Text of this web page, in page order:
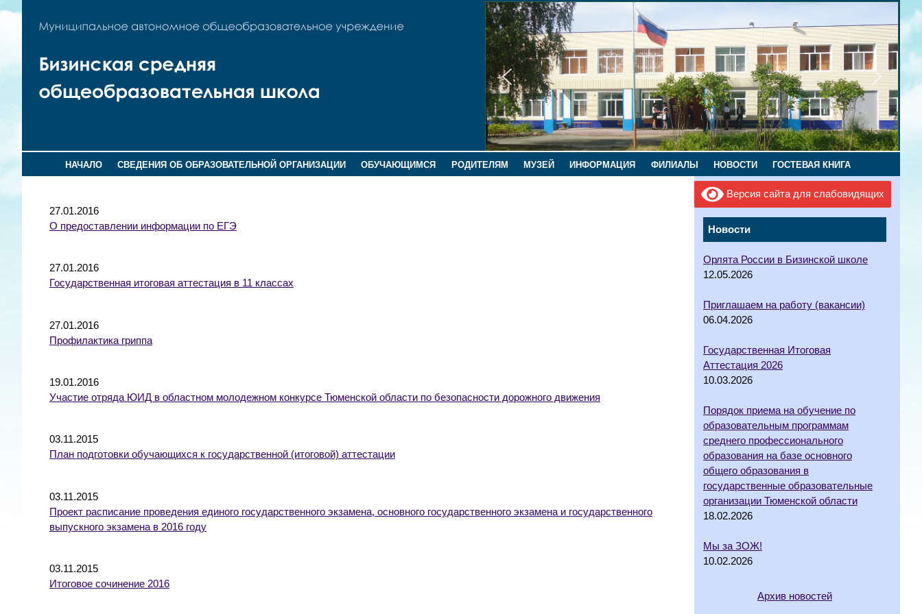
НАЧАЛО СВЕДЕНИЯ ОБ ОБРАЗОВАТЕЛЬНОЙ ОРГАНИЗАЦИИ ОБУЧАЮЩИМСЯ РОДИТЕЛЯМ МУЗЕЙ ИНФОРМАЦИЯ ФИЛИАЛЫ НОВОСТИ ГОСТЕВАЯ КНИГА
Версия сайта для слабовидящих
Новости
Орлята России в Бизинской школе
12.05.2026
Приглашаем на работу (вакансии)
06.04.2026
Государственная Итоговая
Аттестация 2026
10.03.2026
Порядок приема на обучение по
образовательным программам
среднего профессионального
образования на базе основного
общего образования в
государственные образовательные
организации Тюменской области
18.02.2026
Мы за ЗОЖ!
10.02.2026
Архив новостей
27.01.2016
О предоставлении информации по ЕГЭ
27.01.2016
Государственная итоговая аттестация в 11 классах
27.01.2016
Профилактика гриппа
19.01.2016
Участие отряда ЮИД в областном молодежном конкурсе Тюменской области по безопасности дорожного движения
03.11.2015
План подготовки обучающихся к государственной (итоговой) аттестации
03.11.2015
Проект расписание проведения единого государственного экзамена, основного государственного экзамена и государственного
выпускного экзамена в 2016 году
03.11.2015
Итоговое сочинение 2016